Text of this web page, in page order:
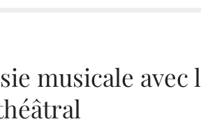
musicale avec